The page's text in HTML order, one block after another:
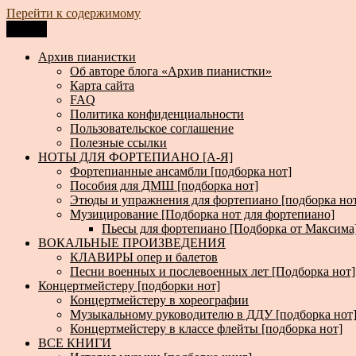
Перейти к содержимому
Архив пианистки
Всё для пианистов: ноты, книги, музыка, статьи…
Архив пианистки
Об авторе блога «Архив пианистки»
Карта сайта
FAQ
Политика конфиденциальности
Пользовательское соглашение
Полезные ссылки
НОТЫ ДЛЯ ФОРТЕПИАНО [А-Я]
Фортепианные ансамбли [подборка нот]
Пособия для ДМШ [подборка нот]
Этюды и упражнения для фортепиано [подборка
Музицирование [Подборка нот для фортепиано]
Пьесы для фортепиано [Подборка от
ВОКАЛЬНЫЕ ПРОИЗВЕДЕНИЯ
КЛАВИРЫ опер и балетов
Песни военных и послевоенных лет [Подборка нот]
Концертмейстеру [подборки нот]
Концертмейстеру в хореографии
Музыкальному руководителю в ДДУ [подборка нот]
Концертмейстеру в классе флейты [подборка нот]
ВСЕ КНИГИ